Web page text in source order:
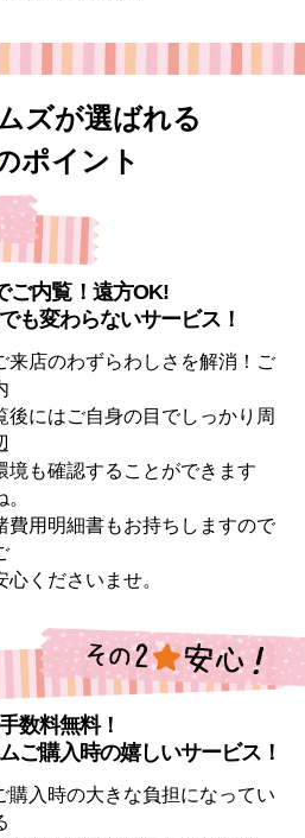
ズが選ばれる
ポイント
ご内覧！遠方OK!
も変わらないサービス！
来店のわずらわしさを解消！ご
後にはご自身の目でしっかり周
境も確認することができます
。
費用明細書もお持ちしますので
心くださいませ。
数料無料！
ご購入時の嬉しいサービス！
購入時の大きな負担になってい